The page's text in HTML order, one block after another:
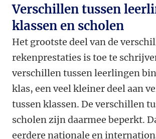
Verschillen tussen
klassen en scholen
Het grootste deel van de
rekenprestaties is toe te
verschillen tussen leerlingen
klas, een veel kleiner deel aan
tussen klassen. De verschillen
scholen zijn daarmee beperkt.
eerdere nationale en